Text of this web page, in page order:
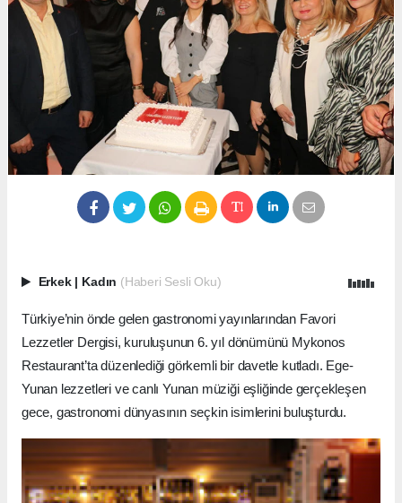
Erkek Kadın (Haberi Sesli Oku)
Türkiye’nin önde gelen gastronomi yayınlarından Favori
Lezzetler Dergisi, kuruluşunun 6. yıl dönümünü Mykonos
Restaurant’ta düzenlediği görkemli bir davetle kutladı. Ege-
Yunan lezzetleri ve canlı Yunan müziği eşliğinde gerçekleşen
gece, gastronomi dünyasının seçkin isimlerini buluşturdu.